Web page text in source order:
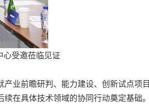
受邀莅临见证
业前瞻研判、能力建设、创新试点项
在具体技术领域的协同行动奠定基础